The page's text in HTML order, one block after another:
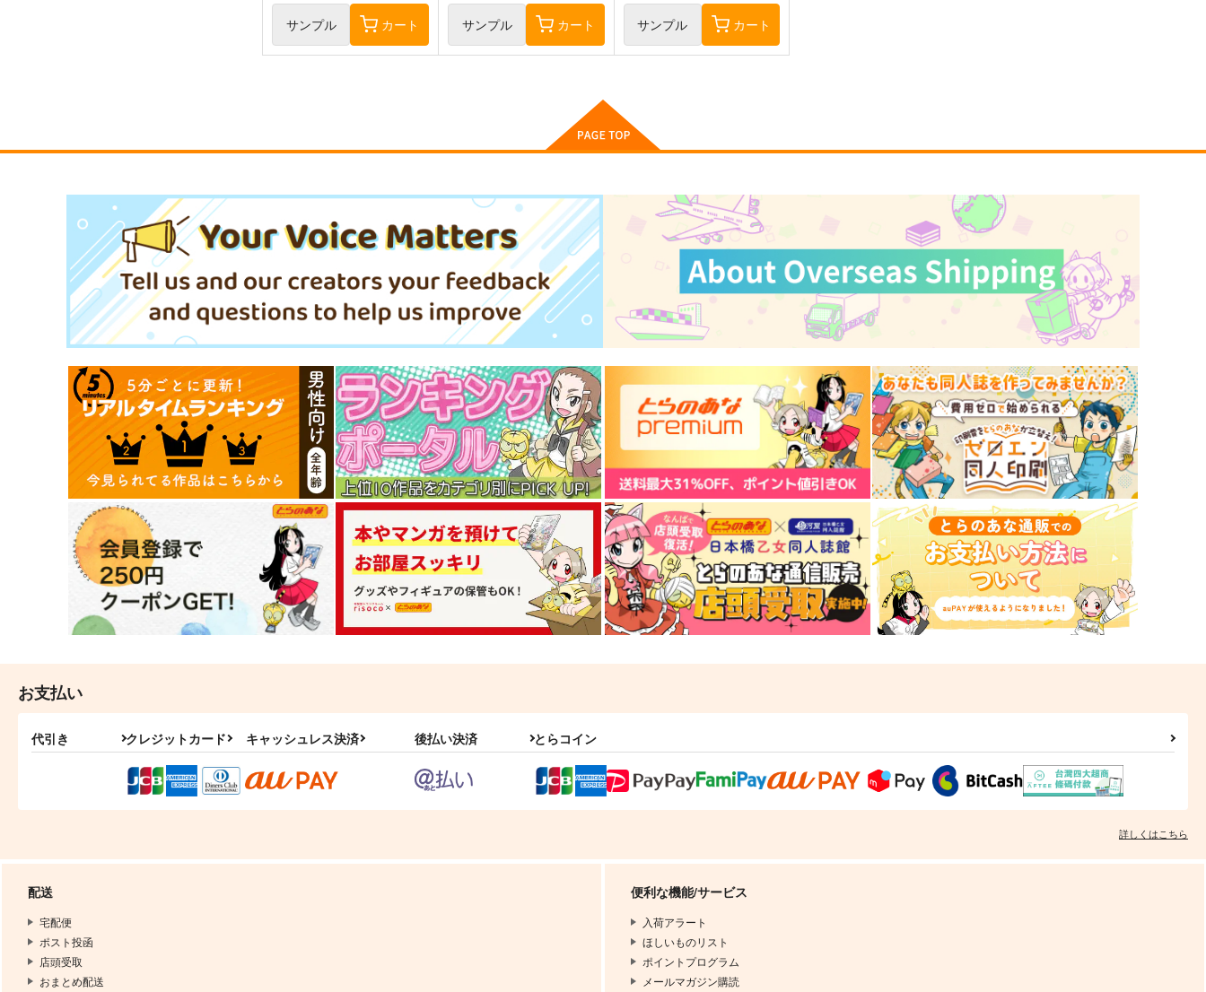
サンプル カート サンプル カート サンプル カート
お支払い
代引き クレジットカード キャッシュレス決済 後払い決済 とらコイン
詳しくはこちら
配送
宅配便
ポスト投函
店頭受取
おまとめ配送
便利な機能/サービス
入荷アラート
ほしいものリスト
ポイントプログラム
メールマガジン購読